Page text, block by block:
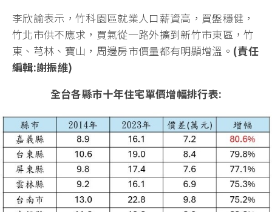
李欣諭表示，竹科園區就業人口薪資高，買盤穩健，
竹北市供不應求，買氣從一路外擴到新竹市東區，竹
東、芎林、寶山，周邊房市價量都有明顯增溫。 (責任
編輯:謝振維)
全台各縣市十年住宅單價增幅排行表: